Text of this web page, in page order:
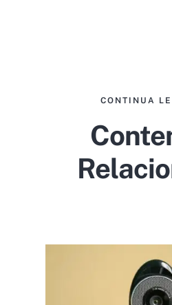
CONTINUA